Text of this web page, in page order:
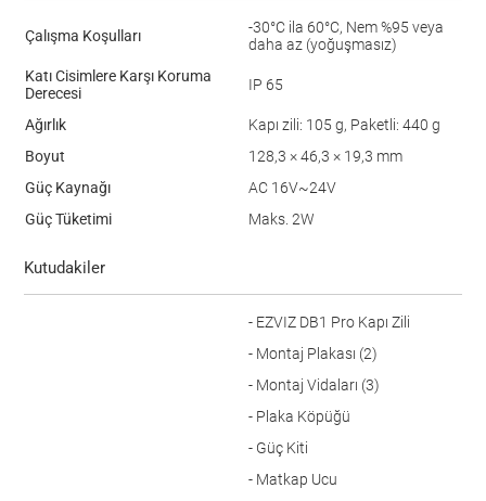
Çalışma Koşulları
-30°C ila 60°C, Nem %95 veya
daha az (yoğuşmasız)
Katı Cisimlere Karşı Koruma
Derecesi
IP 65
Ağırlık
Kapı zili: 105 g, Paketli: 440 g
Boyut
128,3 × 46,3 × 19,3 mm
Güç Kaynağı
AC 16V~24V
Güç Tüketimi
Maks. 2W
Kutudakiler
- EZVIZ DB1 Pro Kapı Zili
- Montaj Plakası (2)
- Montaj Vidaları (3)
- Plaka Köpüğü
- Güç Kiti
- Matkap Ucu